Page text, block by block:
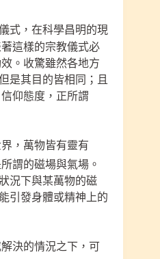
式，在科學昌明的現
這樣的宗教儀式必
。收驚雖然各地方
是其目的皆相同；且
仰態度，正所謂
，萬物皆有靈有
謂的磁場與氣場。
況下與某萬物的磁
引發身體或精神上的
決的情況之下，可